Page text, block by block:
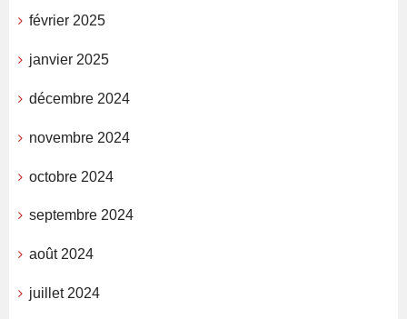
février 2025
janvier 2025
décembre 2024
novembre 2024
octobre 2024
septembre 2024
août 2024
juillet 2024